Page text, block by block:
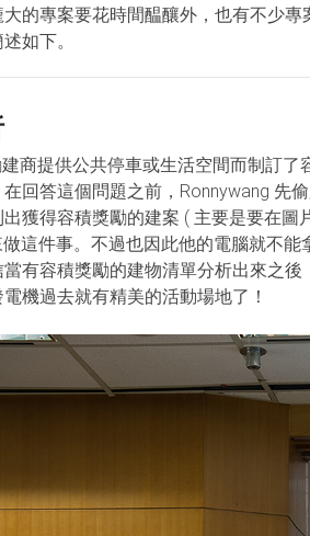
的專案要花時間醖釀外，也有不少
如下。
商提供公共停車或生活空間而制訂
在回答這個問題之前，Ronnywang 先
獲得容積獎勵的建案 ( 主要是要在
這件事。不過也因此他的電腦就不
有容積獎勵的建物清單分析出來之
機過去就有精美的活動場地了！